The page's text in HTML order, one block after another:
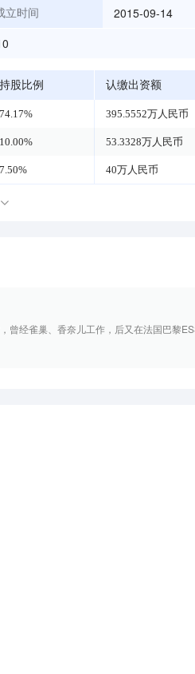
立时间 2015-09-14
持股比例 认缴出资额
74.17% 395.5552万人民币
10.00% 53.3328万人民币
7.50% 40万人民币
曾经雀巢、香奈儿工作，后又在法国巴黎